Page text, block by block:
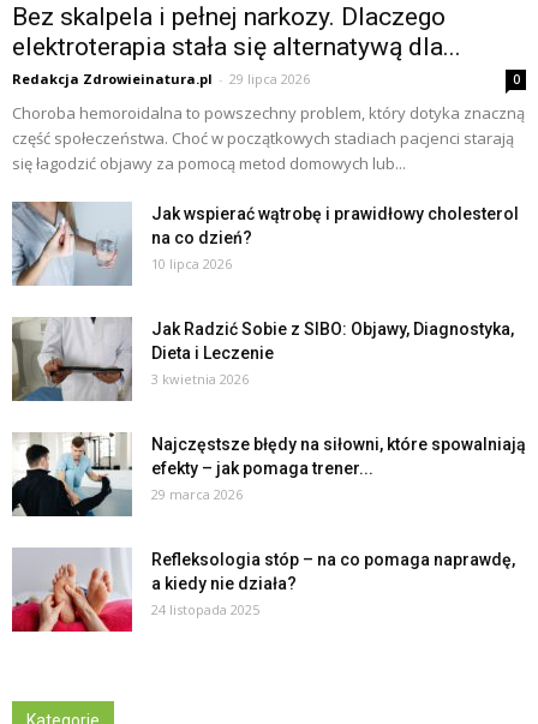
Bez skalpela i pełnej narkozy. Dlaczego
elektroterapia stała się alternatywą dla...
Redakcja Zdrowieinatura.pl - 29 lipca 2026 0
Choroba hemoroidalna to powszechny problem, który dotyka znaczną
część społeczeństwa. Choć w początkowych stadiach pacjenci starają
się łagodzić objawy za pomocą metod domowych lub...
Jak wspierać wątrobę i prawidłowy cholesterol
na co dzień?
10 lipca 2026
Jak Radzić Sobie z SIBO: Objawy, Diagnostyka,
Dieta i Leczenie
3 kwietnia 2026
Najczęstsze błędy na siłowni, które spowalniają
efekty – jak pomaga trener...
29 marca 2026
Refleksologia stóp – na co pomaga naprawdę,
a kiedy nie działa?
24 listopada 2025
Kategorie